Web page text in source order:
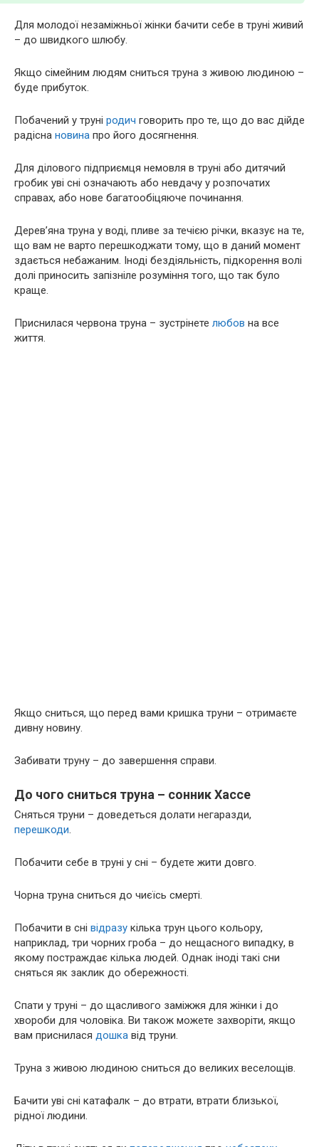
Для молодої незаміжньої жінки бачити себе в труні живий
– до швидкого шлюбу.
Якщо сімейним людям сниться труна з живою людиною –
буде прибуток.
Побачений у труні родич говорить про те, що до вас дійде
радісна новина про його досягнення.
Для ділового підприємця немовля в труні або дитячий
гробик уві сні означають або невдачу у розпочатих
справах, або нове багатообіцяюче починання.
Дерев’яна труна у воді, пливе за течією річки, вказує на те,
що вам не варто перешкоджати тому, що в даний момент
здається небажаним. Іноді бездіяльність, підкорення волі
долі приносить запізніле розуміння того, що так було
краще.
Приснилася червона труна – зустрінете любов на все
життя.
Якщо сниться, що перед вами кришка труни – отримаєте
дивну новину.
Забивати труну – до завершення справи.
До чого сниться труна – сонник Хассе
Сняться труни – доведеться долати негаразди,
перешкоди.
Побачити себе в труні у сні – будете жити довго.
Чорна труна сниться до чиєїсь смерті.
Побачити в сні відразу кілька трун цього кольору,
наприклад, три чорних гроба – до нещасного випадку, в
якому постраждає кілька людей. Однак іноді такі сни
сняться як заклик до обережності.
Спати у труні – до щасливого заміжжя для жінки і до
хвороби для чоловіка. Ви також можете захворіти, якщо
вам приснилася дошка від труни.
Труна з живою людиною сниться до великих веселощів.
Бачити уві сні катафалк – до втрати, втрати близької,
рідної людини.